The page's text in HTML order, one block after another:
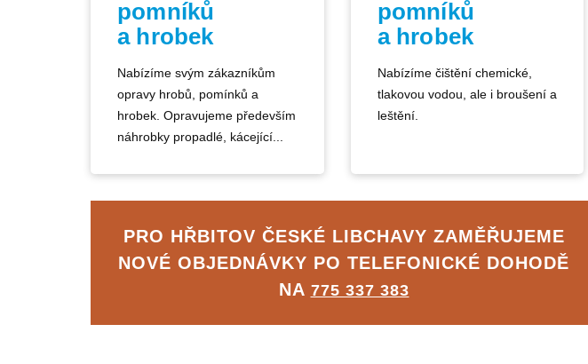
pomníků
a hrobek
Nabízíme svým zákazníkům
opravy hrobů, pomínků a
hrobek. Opravujeme především
náhrobky propadlé, kácející...
pomníků
a hrobek
Nabízíme čištění chemické,
tlakovou vodou, ale i broušení a
leštění.
PRO HŘBITOV ČESKÉ LIBCHAVY ZAMĚŘUJEME
NOVÉ OBJEDNÁVKY PO TELEFONICKÉ DOHODĚ
NA 775 337 383